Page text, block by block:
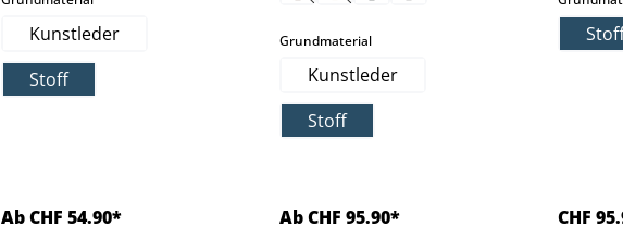
Kunstleder
Stoff
Ab CHF 54.90*
Grundmaterialauswählen
Kunstleder
Stoff
Ab CHF 95.90* CHF